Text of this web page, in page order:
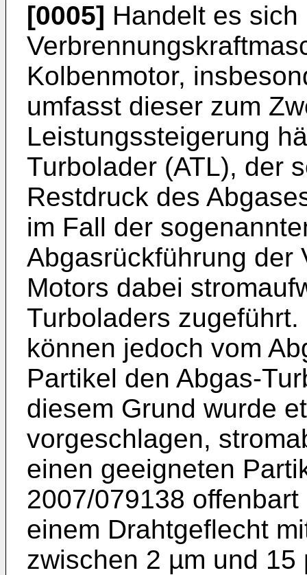
[0005] Handelt es sich
Kolbenmotor,
umfasst dieser zum
Leistungssteigerung
Turbolader (ATL), der
Restdruck des
im Fall der
Abgasrückführung der
Motors dabei
Turboladers
können jedoch vom
Partikel den Abgas-
diesem Grund wurde
vorgeschlagen,
einen geeigneten
2007/079138
einem Drahtgeflecht
zwischen 2 µm und 15